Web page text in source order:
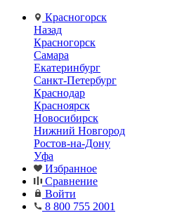
Красногорск
Назад
Красногорск
Самара
Екатеринбург
Санкт-Петербург
Краснодар
Красноярск
Новосибирск
Нижний Новгород
Ростов-на-Дону
Уфа
Избранное
Сравнение
Войти
8 800 755 2001